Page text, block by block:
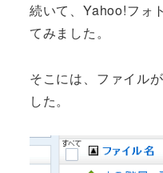
続いて、Yahoo!フォ
てみました。
そこには、ファイル
した。